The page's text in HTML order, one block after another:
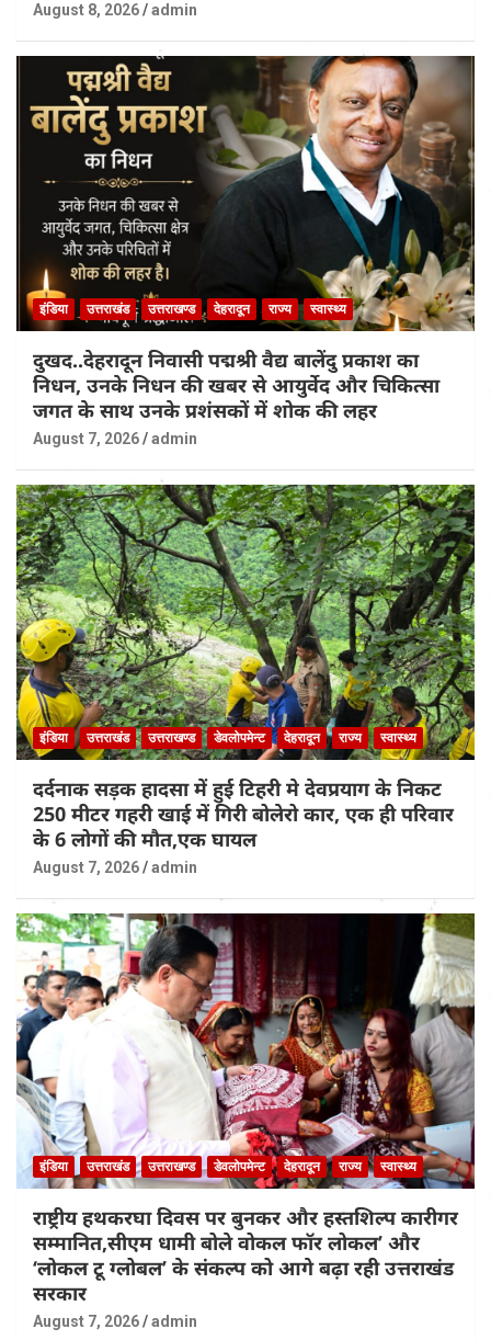
August 8, 2026 admin
इंडिया उत्तराखंड उत्तराखण्ड देहरादून राज्य स्वास्थ्य
दुखद..देहरादून निवासी पद्मश्री वैद्य बालेंदु प्रकाश का
निधन, उनके निधन की खबर से आयुर्वेद और चिकित्सा
जगत के साथ उनके प्रशंसकों में शोक की लहर
August 7, 2026 admin
इंडिया उत्तराखंड उत्तराखण्ड डेवलोपमेन्ट देहरादून राज्य स्वास्थ्य
दर्दनाक सड़क हादसा में हुई टिहरी मे देवप्रयाग के निकट
250 मीटर गहरी खाई में गिरी बोलेरो कार, एक ही परिवार
के 6 लोगों की मौत,एक घायल
August 7, 2026 admin
इंडिया उत्तराखंड उत्तराखण्ड डेवलोपमेन्ट देहरादून राज्य स्वास्थ्य
राष्ट्रीय हथकरघा दिवस पर बुनकर और हस्तशिल्प कारीगर
सम्मानित,सीएम धामी बोले वोकल फॉर लोकल’ और
‘लोकल टू ग्लोबल’ के संकल्प को आगे बढ़ा रही उत्तराखंड
सरकार
August 7, 2026 admin